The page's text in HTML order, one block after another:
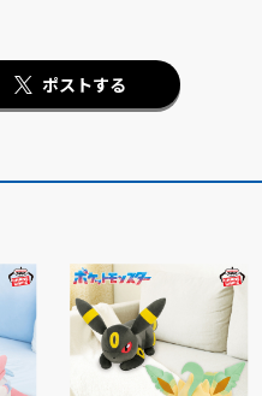
ポストする